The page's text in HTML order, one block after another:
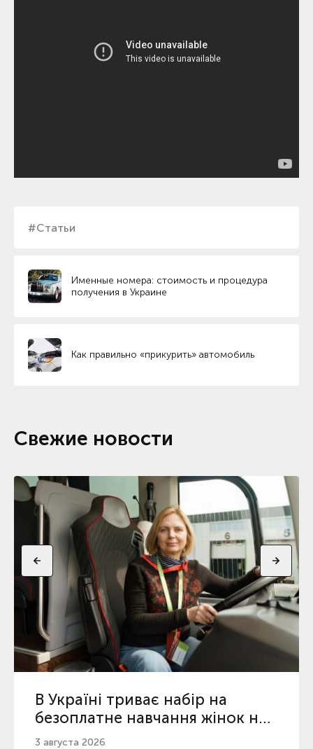
#Статьи
Именные номера: стоимость и процедура
получения в Украине
Как правильно «прикурить» автомобиль
Свежие новости
В Україні триває набір на
безоплатне навчання жінок на
водійок: як податися
3 августа 2026